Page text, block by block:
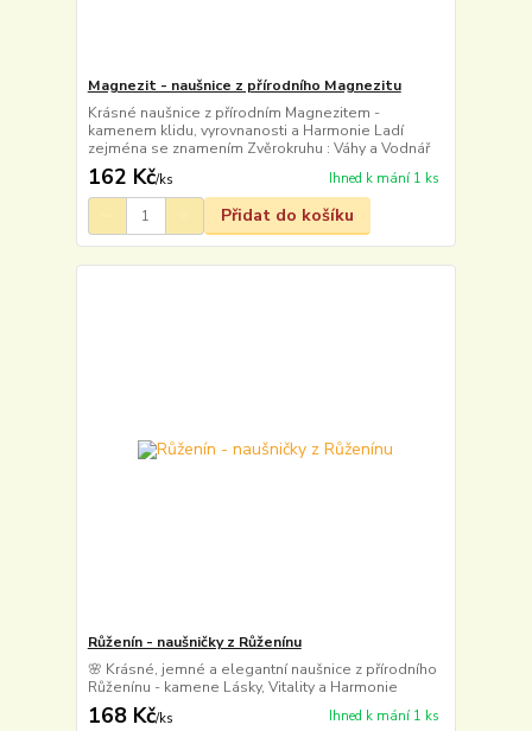
Magnezit - naušnice z přírodního Magnezitu
Krásné naušnice z přírodním Magnezitem -
kamenem klidu, vyrovnanosti a Harmonie Ladí
zejména se znamením Zvěrokruhu : Váhy a Vodnář
162 Kč/ks Ihned k mání 1 ks
Přidat do košíku
Růženín - naušničky z Růženínu
🌸 Krásné, jemné a elegantní naušnice z přírodního
Růženínu - kamene Lásky, Vitality a Harmonie
168 Kč/ks Ihned k mání 1 ks